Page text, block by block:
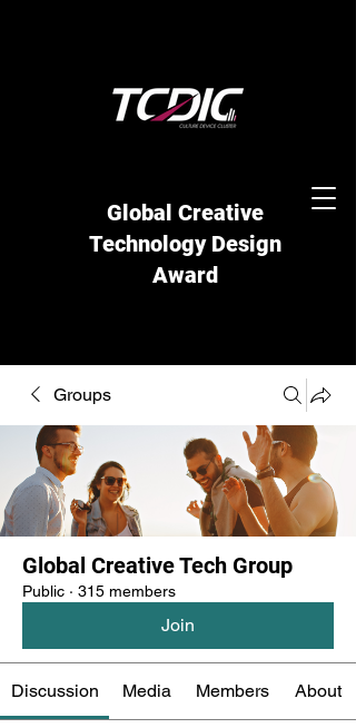
Global Creative
Technology Design
Award
Groups
Global Creative Tech Group
Public · 315 members
Join
Discussion Media Members About